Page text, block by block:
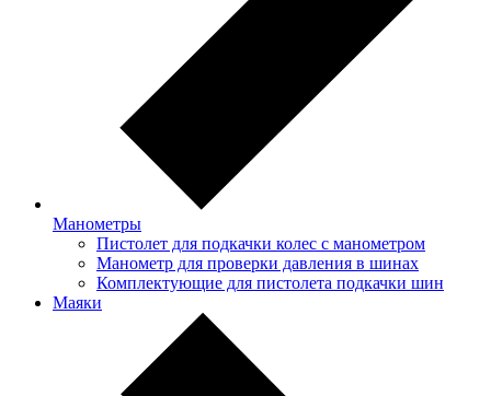
Манометры
Пистолет для подкачки колес с манометром
Манометр для проверки давления в шинах
Комплектующие для пистолета подкачки шин
Маяки